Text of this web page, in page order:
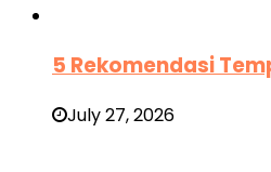
5 Rekomendasi
July 27, 2026